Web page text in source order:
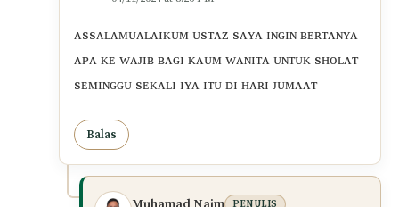
Tidak betul. Wanita boleh solat zohor sebaik
sahaja masuk zohor.
Yang kena tunggu selesai solat jumaat adalah
untuk lelaki yang solat zohor (tidak dapat